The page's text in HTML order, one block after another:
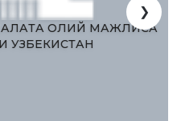
ОЛИЙ МАЖЛИСА
УЗБЕКИСТАН
❯